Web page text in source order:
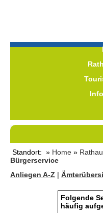
Standort: » Home »
Bürgerservice
Anliegen A-Z |
Folgende
häufig